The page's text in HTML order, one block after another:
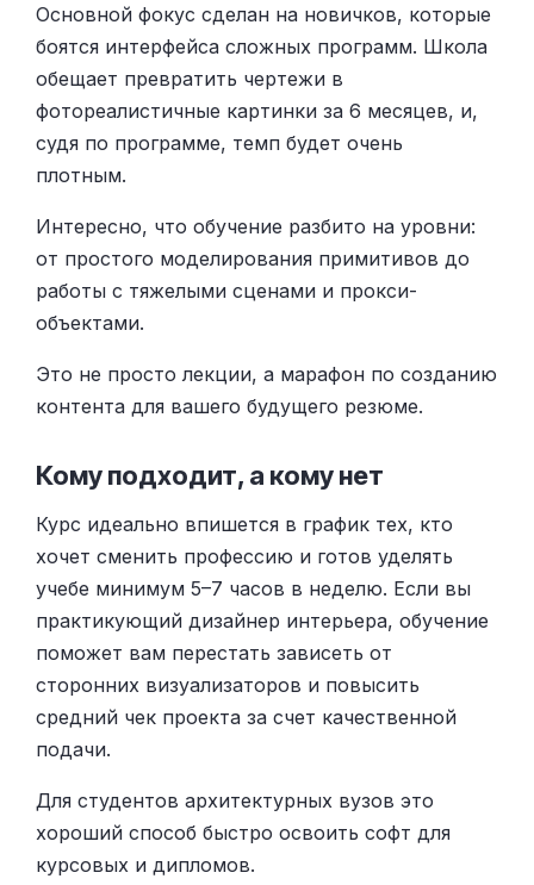
Основной фокус сделан на новичков, которые
боятся интерфейса сложных программ. Школа
обещает превратить чертежи в
фотореалистичные картинки за 6 месяцев, и,
судя по программе, темп будет очень
плотным.
Интересно, что обучение разбито на уровни:
от простого моделирования примитивов до
работы с тяжелыми сценами и прокси-
объектами.
Это не просто лекции, а марафон по созданию
контента для вашего будущего резюме.
Кому подходит, а кому нет
Курс идеально впишется в график тех, кто
хочет сменить профессию и готов уделять
учебе минимум 5–7 часов в неделю. Если вы
практикующий дизайнер интерьера, обучение
поможет вам перестать зависеть от
сторонних визуализаторов и повысить
средний чек проекта за счет качественной
подачи.
Для студентов архитектурных вузов это
хороший способ быстро освоить софт для
курсовых и дипломов.